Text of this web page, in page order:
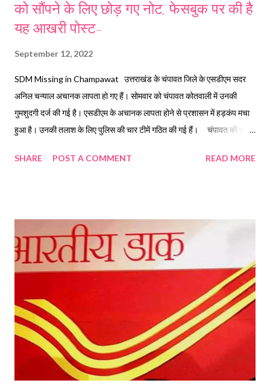
को सौंपने के लिए छोड़ गए नोट, फेसबुक पर की है
यह आखरी पोस्ट-
September 12, 2022
SDM Missing in Champawat उत्तराखंड के चंपावत जिले के एसडीएम सदर
अनिल चन्याल अचानक लापता हो गए हैं। सोमवार को चंपावत कोतवाली में उनकी
गुमशुदगी दर्ज की गई है। एसडीएम के अचानक लापता होने से प्रशासन में हड़कंप मचा
हुआ है। उनकी तलाश के लिए पुलिस की चार टीमें गठित की गई हैं। चंपावत की एसपी
ऑफिस के लिए निकले थे। लेकिन नहीं पहुंचे। उनके काफी लंबे समय तक ऑफिस न
तलाश में जुट गई है. सरकारी मोबाइल को आपदा प्रबंधन विभाग को सौंपने के लिए छोड़
गए नोट जानकारी के मुताबिक, सोमवार सुबह जब स्टाफ ड्यूटी पर जाने से पहले
एसडीएम सदर को लेने घर पहुंचे तो अनिल चन्याल सरकारी आवास पर मौजूद नहीं थे.
बीते दो दिनों से वह अवकाश पर थे. उनके रसोइए ने पुलिस को सूचित किया. रसोइए ने
पुलिस...
SHARE POST A COMMENT READ MORE